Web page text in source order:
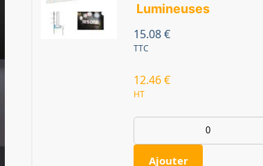
Lumineuses
15.08€
TTC
12.46€
HT
Ajouter